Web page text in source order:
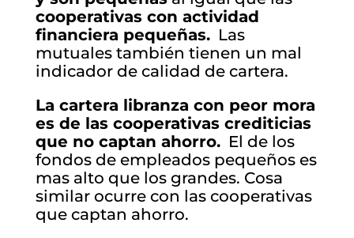
cooperativas con actividad
financiera pequeñas.Las
mutuales también tienen un mal
indicador de calidad de cartera.
La cartera libranza con peor mora
es de las cooperativas crediticias
que no captan ahorro.El de los
fondos de empleados pequeños es
mas alto que los grandes. Cosa
similar ocurre con las cooperativas
que captan ahorro.